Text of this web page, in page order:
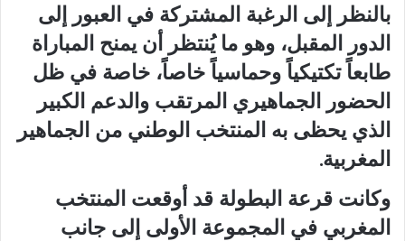
بالنظر إلى الرغبة المشتركة في العبور إلى
الدور المقبل، وهو ما يُنتظر أن يمنح المباراة
طابعاً تكتيكياً وحماسياً خاصاً، خاصة في ظل
الحضور الجماهيري المرتقب والدعم الكبير
الذي يحظى به المنتخب الوطني من الجماهير
المغربية.
وكانت قرعة البطولة قد أوقعت المنتخب
المغربي في المجموعة الأولى إلى جانب